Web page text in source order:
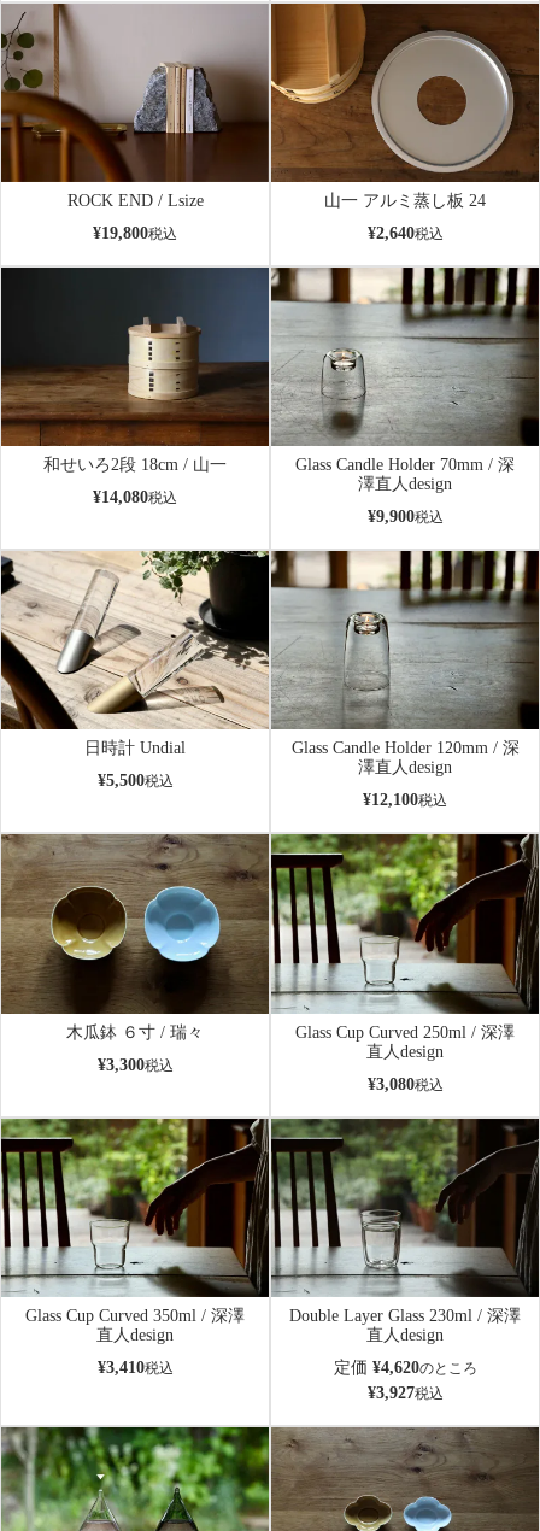
ROCK END / Lsize
¥19,800税込
山一 アルミ蒸し板 24
¥2,640税込
和せいろ2段 18cm / 山一
¥14,080税込
Glass Candle Holder 70mm / 深
澤直人design
¥9,900税込
日時計 Undial
¥5,500税込
Glass Candle Holder 120mm / 深
澤直人design
¥12,100税込
木瓜鉢 ６寸 / 瑞々
¥3,300税込
Glass Cup Curved 250ml / 深澤
直人design
¥3,080税込
Glass Cup Curved 350ml / 深澤
直人design
¥3,410税込
Double Layer Glass 230ml / 深澤
直人design
定価 ¥4,620のところ
¥3,927税込